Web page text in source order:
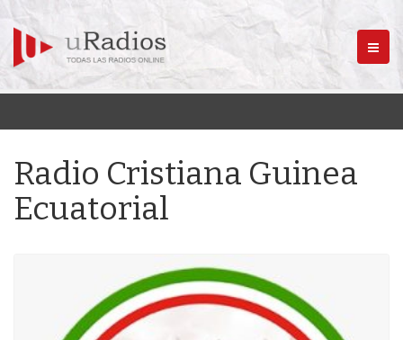
Menú
Radio Cristiana Guinea
Ecuatorial